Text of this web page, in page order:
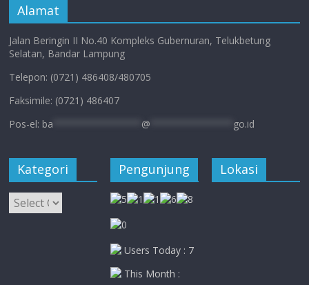
Alamat
Jalan Beringin II No.40 Kompleks Gubernuran, Telukbetung
Selatan, Bandar Lampung
Telepon: (0721) 486408/480705
Faksimile: (0721) 486407
Pos-el: ba @ go.id
Kategori
Kategori
Pengunjung
Users Today : 7
This Month :
Lokasi